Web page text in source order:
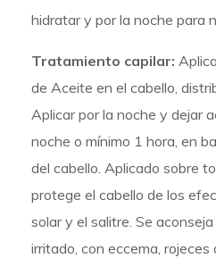
hidratar y por la noche para
Tratamiento capilar:
de Aceite en el cabello,
Aplicar por la noche y dejar
noche o mínimo 1 hora, en
del cabello. Aplicado sobre
protege el cabello de los
solar y el salitre. Se
irritado, con eccema, rojeces